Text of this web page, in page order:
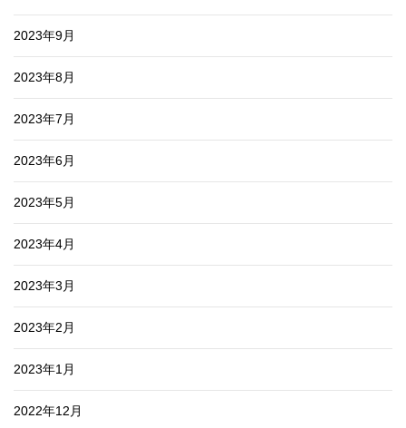
2023年9月
2023年8月
2023年7月
2023年6月
2023年5月
2023年4月
2023年3月
2023年2月
2023年1月
2022年12月